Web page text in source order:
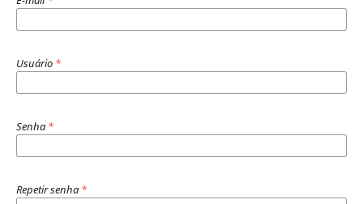
Usuário *
Senha *
Repetir senha *